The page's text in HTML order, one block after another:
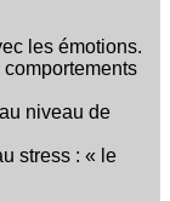
les émotions.
niveau de
stress : « le